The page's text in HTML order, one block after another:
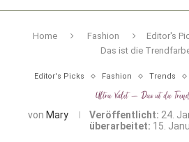
Home Fashion Editor's
Das ist die
Editor's Picks Fashion Trends
Ultra Violet – Das ist die
von Mary Veröffentlicht: 24.
überarbeitet: 15.